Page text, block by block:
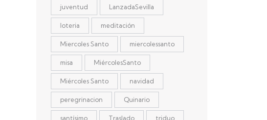
juventud LanzadaSevilla
loteria meditación
Miercoles Santo miercolessanto
misa MiércolesSanto
Miércoles Santo navidad
peregrinacion Quinario
santísimo Traslado triduo